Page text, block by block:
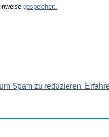
gespeichert.
Spam zu reduzieren.